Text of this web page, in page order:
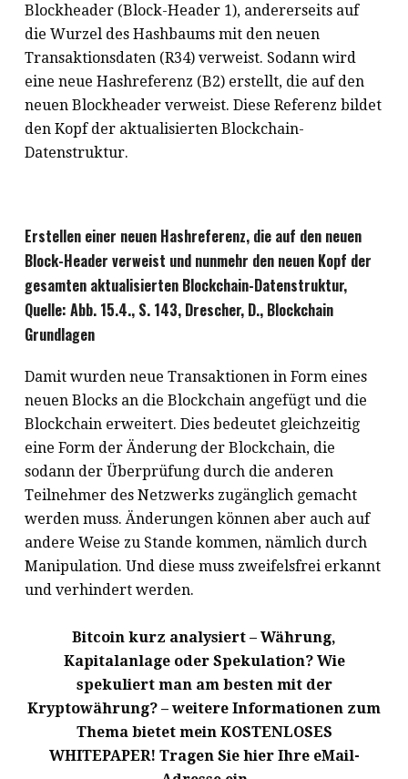
Blockheader (Block-Header 1), andererseits auf
die Wurzel des Hashbaums mit den neuen
Transaktionsdaten (R34) verweist. Sodann wird
eine neue Hashreferenz (B2) erstellt, die auf den
neuen Blockheader verweist. Diese Referenz bildet
den Kopf der aktualisierten Blockchain-
Datenstruktur.
Erstellen einer neuen Hashreferenz, die auf den neuen
Block-Header verweist und nunmehr den neuen Kopf der
gesamten aktualisierten Blockchain-Datenstruktur,
Quelle: Abb. 15.4., S. 143, Drescher, D., Blockchain
Grundlagen
Damit wurden neue Transaktionen in Form eines
neuen Blocks an die Blockchain angefügt und die
Blockchain erweitert. Dies bedeutet gleichzeitig
eine Form der Änderung der Blockchain, die
sodann der Überprüfung durch die anderen
Teilnehmer des Netzwerks zugänglich gemacht
werden muss. Änderungen können aber auch auf
andere Weise zu Stande kommen, nämlich durch
Manipulation. Und diese muss zweifelsfrei erkannt
und verhindert werden.
Bitcoin kurz analysiert – Währung,
Kapitalanlage oder Spekulation? Wie
spekuliert man am besten mit der
Kryptowährung? – weitere Informationen zum
Thema bietet mein KOSTENLOSES
WHITEPAPER! Tragen Sie hier Ihre eMail-